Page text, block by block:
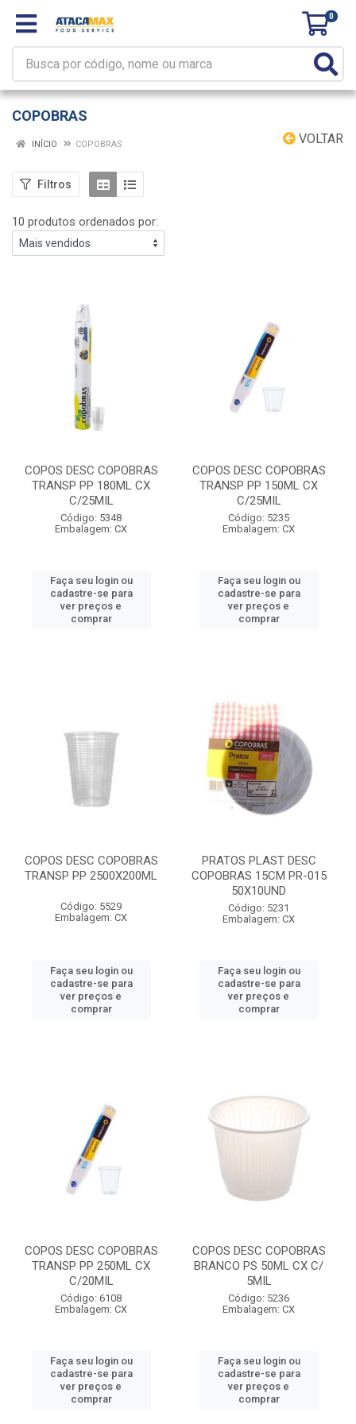
0
COPOBRAS
VOLTAR
INÍCIO COPOBRAS
Filtros
10 produtos ordenados por:
COPOS DESC COPOBRAS
TRANSP PP 180ML CX
C/25MIL
Código: 5348
Embalagem: CX
Faça seu login ou
cadastre-se para
ver preços e
comprar
COPOS DESC COPOBRAS
TRANSP PP 150ML CX
C/25MIL
Código: 5235
Embalagem: CX
Faça seu login ou
cadastre-se para
ver preços e
comprar
COPOS DESC COPOBRAS
TRANSP PP 2500X200ML
Código: 5529
Embalagem: CX
Faça seu login ou
cadastre-se para
ver preços e
comprar
PRATOS PLAST DESC
COPOBRAS 15CM PR-015
50X10UND
Código: 5231
Embalagem: CX
Faça seu login ou
cadastre-se para
ver preços e
comprar
COPOS DESC COPOBRAS
TRANSP PP 250ML CX
C/20MIL
Código: 6108
Embalagem: CX
Faça seu login ou
cadastre-se para
ver preços e
comprar
COPOS DESC COPOBRAS
BRANCO PS 50ML CX C/
5MIL
Código: 5236
Embalagem: CX
Faça seu login ou
cadastre-se para
ver preços e
comprar